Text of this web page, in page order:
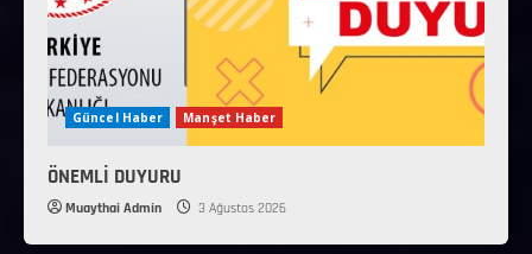
Güncel Haber Manşet Haber
ÖNEMLİ DUYURU
Muaythai Admin 3 Ağustos 2026